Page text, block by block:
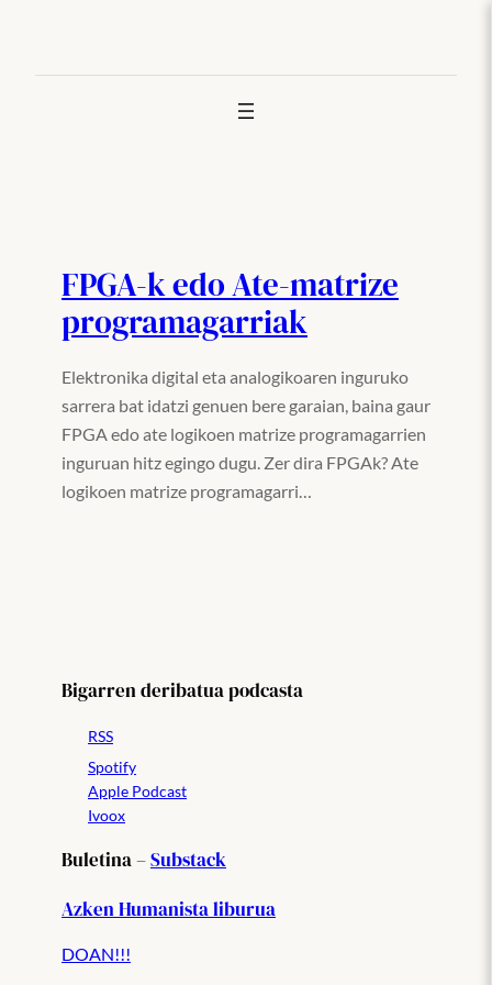
FPGA-k edo Ate-matrize
programagarriak
Elektronika digital eta analogikoaren inguruko
sarrera bat idatzi genuen bere garaian, baina gaur
FPGA edo ate logikoen matrize programagarrien
inguruan hitz egingo dugu. Zer dira FPGAk? Ate
logikoen matrize programagarri…
Bigarren deribatua podcasta
RSS
Spotify
Apple Podcast
Ivoox
Buletina –Substack
Azken Humanista liburua
DOAN!!!